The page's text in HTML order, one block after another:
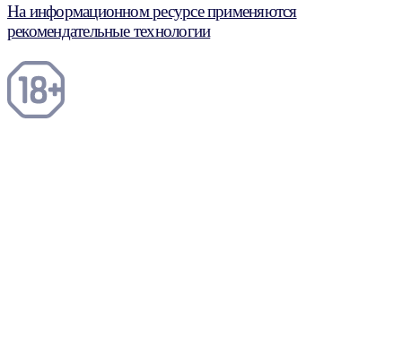
На информационном ресурсе применяются
рекомендательные технологии